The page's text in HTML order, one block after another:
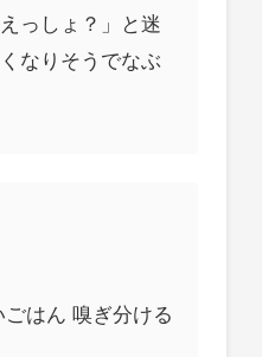
っしょ？」と迷
なりそうでなぶ
はん 嗅ぎ分ける